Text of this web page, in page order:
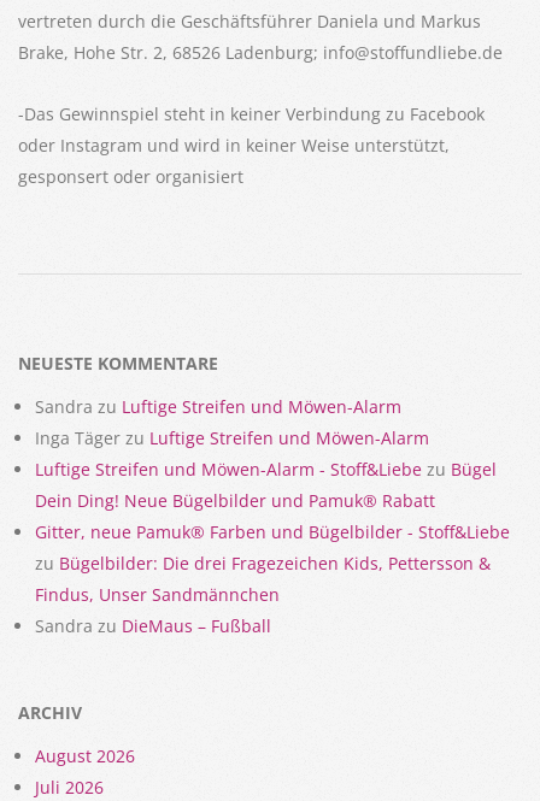
vertreten durch die Geschäftsführer Daniela und Markus
Brake, Hohe Str. 2, 68526 Ladenburg; info@stoffundliebe.de
-Das Gewinnspiel steht in keiner Verbindung zu Facebook
oder Instagram und wird in keiner Weise unterstützt,
gesponsert oder organisiert
NEUESTE KOMMENTARE
Sandra zu Luftige Streifen und Möwen-Alarm
Inga Täger zu Luftige Streifen und Möwen-Alarm
Luftige Streifen und Möwen-Alarm - Stoff&Liebe zu Bügel
Dein Ding! Neue Bügelbilder und Pamuk® Rabatt
Gitter, neue Pamuk® Farben und Bügelbilder - Stoff&Liebe
zu Bügelbilder: Die drei Fragezeichen Kids, Pettersson &
Findus, Unser Sandmännchen
Sandra zu DieMaus – Fußball
ARCHIV
August 2026
Juli 2026